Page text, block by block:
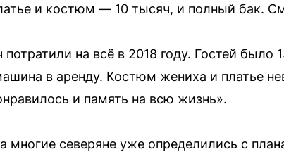
и костюм — 10 тысяч, и полный бак.
на всё в 2018 году. Гостей было
в аренду. Костюм жениха и платье
и память на всю жизнь».
северяне уже определились с